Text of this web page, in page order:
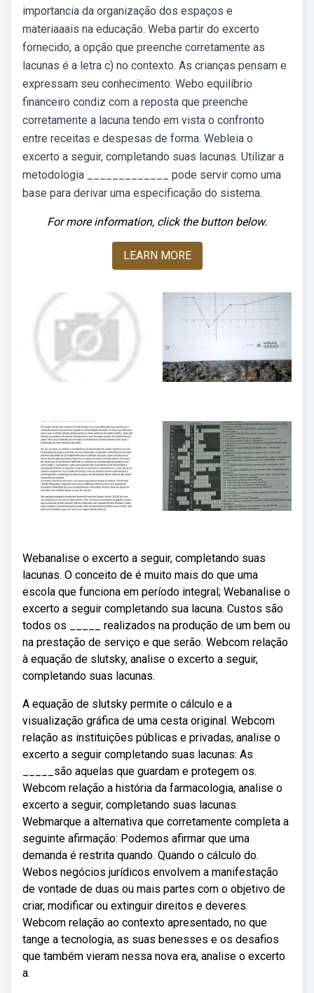
importancia da organização dos espaços e
materiaaais na educação. Weba partir do excerto
fornecido, a opção que preenche corretamente as
lacunas é a letra c) no contexto. As crianças pensam e
expressam seu conhecimento. Webo equilíbrio
financeiro condiz com a reposta que preenche
corretamente a lacuna tendo em vista o confronto
entre receitas e despesas de forma. Webleia o
excerto a seguir, completando suas lacunas. Utilizar a
metodologia _____________ pode servir como uma
base para derivar uma especificação do sistema.
For more information, click the button below.
LEARN MORE
Webanalise o excerto a seguir, completando suas
lacunas. O conceito de é muito mais do que uma
escola que funciona em período integral; Webanalise o
excerto a seguir completando sua lacuna. Custos são
todos os _____ realizados na produção de um bem ou
na prestação de serviço e que serão. Webcom relação
à equação de slutsky, analise o excerto a seguir,
completando suas lacunas.
A equação de slutsky permite o cálculo e a
visualização gráfica de uma cesta original. Webcom
relação as instituições públicas e privadas, analise o
excerto a seguir completando suas lacunas: As
_____são aquelas que guardam e protegem os.
Webcom relação a história da farmacologia, analise o
excerto a seguir, completando suas lacunas.
Webmarque a alternativa que corretamente completa a
seguinte afirmação: Podemos afirmar que uma
demanda é restrita quando. Quando o cálculo do.
Webos negócios jurídicos envolvem a manifestação
de vontade de duas ou mais partes com o objetivo de
criar, modificar ou extinguir direitos e deveres.
Webcom relação ao contexto apresentado, no que
tange a tecnologia, as suas benesses e os desafios
que também vieram nessa nova era, analise o excerto
a.